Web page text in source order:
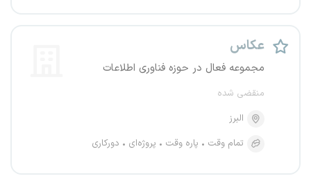
عکاس
مجموعه فعال در حوزه فناوری اطلاعات
منقضی شده
البرز
تمام وقت
پاره وقت پروژه‌ای دورکاری